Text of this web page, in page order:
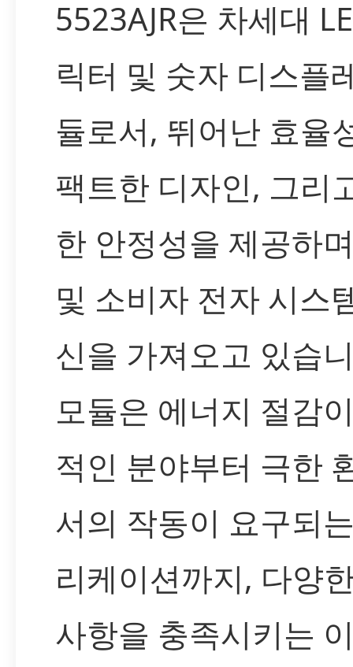
5523AJR은 차세대
릭터 및 숫자 디스플
듈로서, 뛰어난 효율
팩트한 디자인, 그리
한 안정성을 제공하
및 소비자 전자 시스
신을 가져오고 있습
모듈은 에너지 절감
적인 분야부터 극한
서의 작동이 요구되
리케이션까지, 다양
사항을 충족시키는